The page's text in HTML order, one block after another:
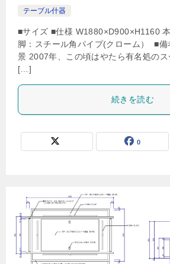
テーブル什器
■サイズ ■仕様 W1880×D900×H1160
脚：スチール角パイプ(クローム） ■
景 2007年、この頃はやたら有名処の
[…]
続きを読む
0